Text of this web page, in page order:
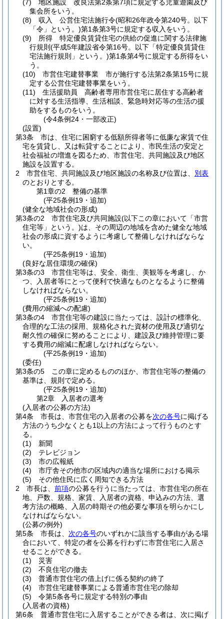
(7)
地区施設 改良法第2条第7項に規定する児童遊園及び
集会所をいう。
(8)
収入 公営住宅法施行令(昭和26年政令第240号。以下
「令」という。)第1条第3号に規定する収入をいう。
(9)
所得 特定優良賃貸住宅の供給の促進に関する法律施
行規則 (平成5年建設省令第16号。以下「特定優良賃貸住
宅法施行規則」という。)第1条第4号に規定する所得をい
う。
(10)
市営住宅建替事業 市が施行する法第2条第15号に規
定する公営住宅建替事業をいう。
(11)
生活援助員 高齢者専用市営住宅に居住する高齢者
に対する生活指導、生活相談、緊急時対応等の生活の援
助をするものをいう。
(令4条例24・一部改正)
(設置)
第3条
市は、住宅に困窮する低額所得者等に低廉な家賃で住
宅を賃貸し、又は転貸することにより、市民生活の安定と
社会福祉の増進を図るため、市営住宅、共同施設及び地区
施設を設置する。
2
市営住宅、共同施設及び地区施設の名称及び位置は、 別表
のとおりとする。
第1章の2
整備の基準
(平25条例19・追加)
(健全な地域社会の形成)
第3条の2
市営住宅及び共同施設(以下この章において「市営
住宅等」という。)は、その周辺の地域を含めた健全な地域
社会の形成に資するように考慮して整備しなければならな
い。
(平25条例19・追加)
(良好な居住環境の確保)
第3条の3
市営住宅等は、安全、衛生、美観等を考慮し、か
つ、入居者等にとって便利で快適なものとなるように整備
しなければならない。
(平25条例19・追加)
(費用の縮減への配慮)
第3条の4
市営住宅等の建設に当たっては、設計の標準化、
合理的な工法の採用、規格化された資材の使用及び適切な
耐久性の確保に努めることにより、建設及び維持管理に要
する費用の縮減に配慮しなければならない。
(平25条例19・追加)
(委任)
第3条の5
この章に定めるもののほか、市営住宅等の整備の
基準は、規則で定める。
(平25条例19・追加)
第2章
入居者の選考
(入居者の公募の方法)
第4条
市長は、市営住宅の入居者の公募を次の各号に掲げる
方法のうち少なくとも1以上の方法によって行うものとす
る。
(1)
新聞
(2)
テレビジョン
(3)
市の広報紙
(4)
市庁舎その他市の区域内の適当な場所における掲示
(5)
その他住民に広く周知できる方法
2
市長は、 前項の公募を行うに当たっては、市営住宅の所在
地、戸数、規格、家賃、入居者の資格、申込みの方法、選
考方法の概略、入居の時期その他必要な事項を明らかにし
なければならない。
(公募の例外)
第5条
市長は、 次の各号のいずれかに該当する事由がある場
合において、特定の者を公募を行わずに市営住宅に入居さ
せることができる。
(1)
災害
(2)
不良住宅の撤去
(3)
普通市営住宅の借上げに係る契約の終了
(4)
市営住宅建替事業による普通市営住宅の除却
(5)
令第5条各号に規定する特別の事由
(入居者の資格)
第6条
普通市営住宅に入居することができる者は、次に掲げ